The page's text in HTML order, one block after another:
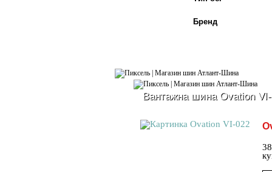
Бренд
Вантажна шина Ovation